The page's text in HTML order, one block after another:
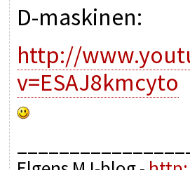
D-maskinen:
http://
v=ESAJ8kmcyto